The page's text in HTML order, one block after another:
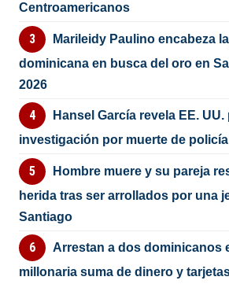
Centroamericanos
Marileidy Paulino encabeza
dominicana en busca del oro en
2026
Hansel García revela EE.
investigación por muerte de policía
Hombre muere y su pareja
herida tras ser arrollados por una
Santiago
Arrestan a dos dominicanos
millonaria suma de dinero y